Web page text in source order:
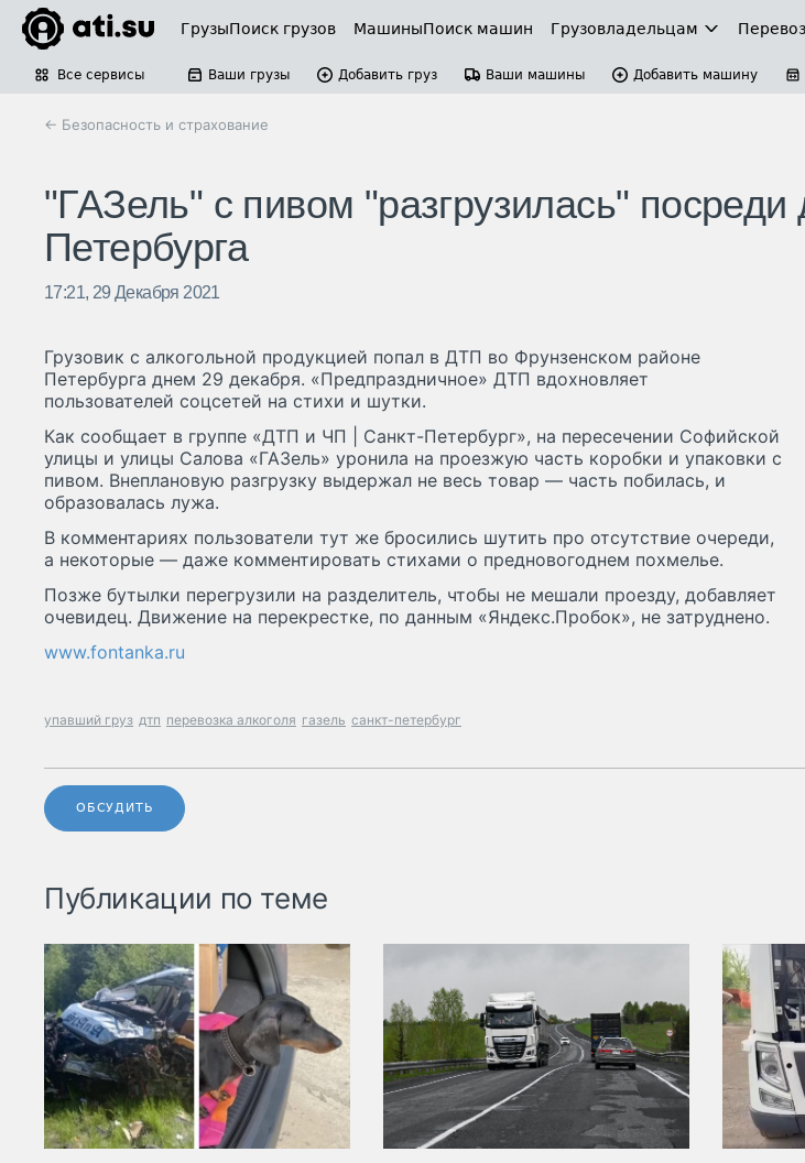
ГрузыПоиск грузов МашиныПоиск машин Грузовладельцам
Все сервисы Ваши грузы Добавить груз Ваши машины Добавить машину
← Безопасность и страхование
"ГАЗель" с пивом "разгрузилась" посреди
Петербурга
17:21, 29 Декабря 2021
Грузовик с алкогольной продукцией попал в ДТП во Фрунзенском районе
Петербурга днем 29 декабря. «Предпраздничное» ДТП вдохновляет
пользователей соцсетей на стихи и шутки.
Как сообщает в группе «ДТП и ЧП | Санкт-Петербург», на пересечении Софийской
улицы и улицы Салова «ГАЗель» уронила на проезжую часть коробки и упаковки с
пивом. Внеплановую разгрузку выдержал не весь товар — часть побилась, и
образовалась лужа.
В комментариях пользователи тут же бросились шутить про отсутствие очереди,
а некоторые — даже комментировать стихами о предновогоднем похмелье.
Позже бутылки перегрузили на разделитель, чтобы не мешали проезду, добавляет
очевидец. Движение на перекрестке, по данным «Яндекс.Пробок», не затруднено.
www.fontanka.ru
упавший груз дтп перевозка алкоголя газель санкт-петербург
ОБСУДИТЬ
Публикации по теме